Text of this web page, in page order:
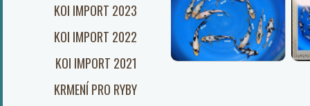
KOI IMPORT 2023
KOI IMPORT 2022
KOI IMPORT 2021
KRMENÍ PRO RYBY